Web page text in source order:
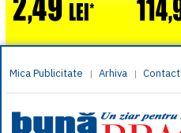
Mica Publicitate | Arhiva | Contact